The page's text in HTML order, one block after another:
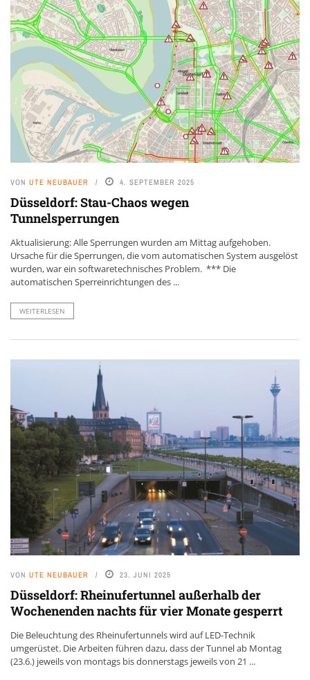
VON UTE NEUBAUER 4. SEPTEMBER 2025
Düsseldorf: Stau-Chaos wegen
Tunnelsperrungen
Aktualisierung: Alle Sperrungen wurden am Mittag aufgehoben.
Ursache für die Sperrungen, die vom automatischen System ausgelöst
wurden, war ein softwaretechnisches Problem. *** Die
automatischen Sperreinrichtungen des ...
WEITERLESEN
VON UTE NEUBAUER 23. JUNI 2025
Düsseldorf: Rheinufertunnel außerhalb der
Wochenenden nachts für vier Monate gesperrt
Die Beleuchtung des Rheinufertunnels wird auf LED-Technik
umgerüstet. Die Arbeiten führen dazu, dass der Tunnel ab Montag
(23.6.) jeweils von montags bis donnerstags jeweils von 21 ...